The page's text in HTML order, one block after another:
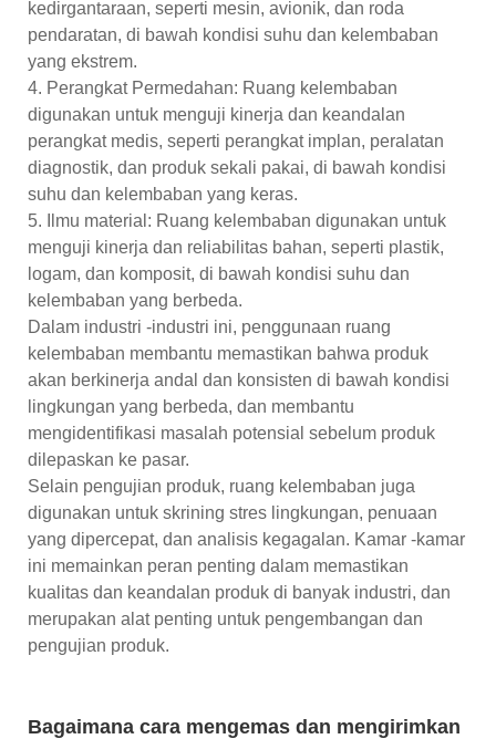
kedirgantaraan, seperti mesin, avionik, dan roda
pendaratan, di bawah kondisi suhu dan kelembaban
yang ekstrem.
4. Perangkat Permedahan: Ruang kelembaban
digunakan untuk menguji kinerja dan keandalan
perangkat medis, seperti perangkat implan, peralatan
diagnostik, dan produk sekali pakai, di bawah kondisi
suhu dan kelembaban yang keras.
5. Ilmu material: Ruang kelembaban digunakan untuk
menguji kinerja dan reliabilitas bahan, seperti plastik,
logam, dan komposit, di bawah kondisi suhu dan
kelembaban yang berbeda.
Dalam industri -industri ini, penggunaan ruang
kelembaban membantu memastikan bahwa produk
akan berkinerja andal dan konsisten di bawah kondisi
lingkungan yang berbeda, dan membantu
mengidentifikasi masalah potensial sebelum produk
dilepaskan ke pasar.
Selain pengujian produk, ruang kelembaban juga
digunakan untuk skrining stres lingkungan, penuaan
yang dipercepat, dan analisis kegagalan. Kamar -kamar
ini memainkan peran penting dalam memastikan
kualitas dan keandalan produk di banyak industri, dan
merupakan alat penting untuk pengembangan dan
pengujian produk.
Bagaimana cara mengemas dan mengirimkan